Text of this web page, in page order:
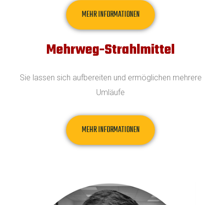
MEHR INFORMATIONEN
Mehrweg-Strahlmittel
Sie lassen sich aufbereiten und ermöglichen mehrere
Umläufe
MEHR INFORMATIONEN